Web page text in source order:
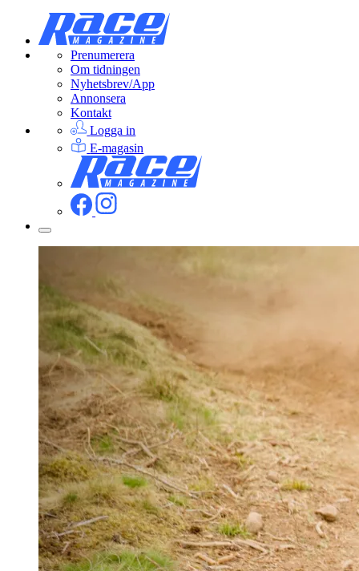
Prenumerera
Om tidningen
Nyhetsbrev/App
Annonsera
Kontakt
Logga in
E-magasin